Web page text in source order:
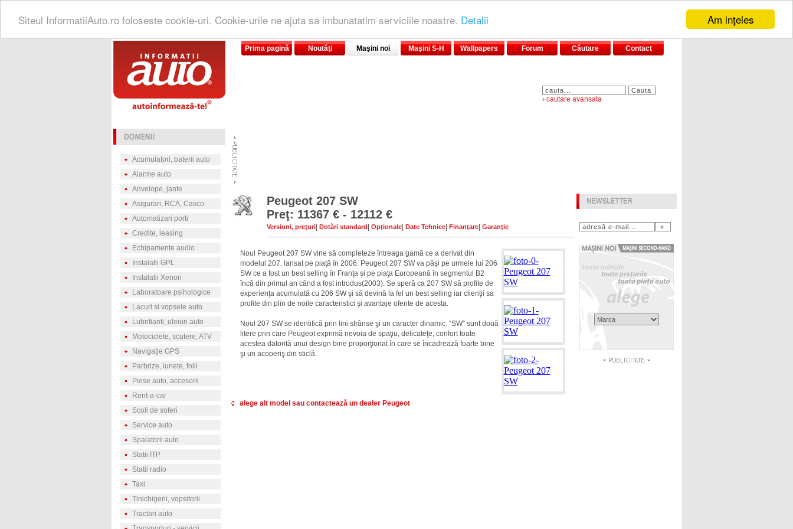
Am inţeles
Siteul InformatiiAuto.ro foloseste cookie-uri. Cookie-urile ne ajuta sa imbunatatim serviciile noastre. Detalii
Prima pagină Noutăţi Maşini noi Maşini S-H Wallpapers Forum Căutare Contact
› cautare avansata
Acumulatori, baterii auto
Alarme auto
Anvelope, jante
Asigurari, RCA, Casco
Automatizari porti
Credite, leasing
Echipamente audio
Instalatii GPL
Instalatii Xenon
Laboratoare psihologice
Lacuri si vopsele auto
Lubrifianti, uleiuri auto
Motociclete, scutere, ATV
Navigaţie GPS
Parbrize, lunete, folii
Piese auto, accesorii
Rent-a-car
Scoli de soferi
Service auto
Spalatorii auto
Statii ITP
Statii radio
Taxi
Tinichigerii, vopsitorii
Tractari auto
Peugeot 207 SW
Preţ: 11367 € - 12112 €
Versiuni, preţuri| Dotări standard Opţionale| Date Tehnice| Finanţare| Garanţie
Noul Peugeot 207 SW vine să completeze întreaga gamă ce a derivat din
modelul 207, lansat pe piaţă în 2006. Peugeot 207 SW va păşi pe urmele lui 206
SW ce a fost un best selling în Franţa şi pe piaţa Europeană în segmentul B2
încă din primul an când a fost introdus(2003). Se speră ca 207 SW să profite de
experienţa acumulată cu 206 SW şi să devină la fel un best selling iar clienţii sa
profite din plin de noile caracteristici şi avantaje oferite de acesta.
Noul 207 SW se identifică prin lini strânse şi un caracter dinamic. “SW” sunt două
litere prin care Peugeot exprimă nevoia de spaţiu, delicateţe, confort toate
acestea datorită unui design bine proporţionat în care se încadrează foarte bine
şi un acoperiş din sticlă.
alege alt model sau contactează un dealer Peugeot